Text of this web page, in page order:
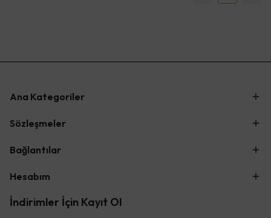
Ana Kategoriler
Sözleşmeler
Bağlantılar
Hesabım
İndirimler İçin Kayıt Ol